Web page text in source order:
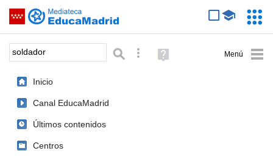
Saltar navegación
Palabra o frase: Búsqueda avanzada
Ayuda
(en
Inicio
Canal EducaMadrid
Últimos contenidos
Centros